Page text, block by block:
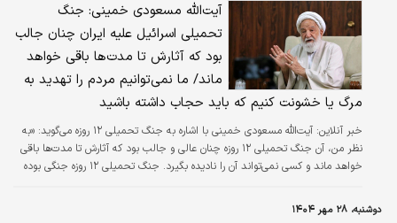
آیت‌الله مسعودی خمینی: جنگ
تحمیلی اسرائیل علیه ایران چنان جالب
بود که آثارش تا مدت‌ها باقی خواهد
ماند/ ما نمی‌توانیم مردم را تهدید به
مرگ یا خشونت کنیم که باید حجاب داشته باشید
خبر آنلاین:
آیت‌الله مسعودی خمینی با اشاره به جنگ تحمیلی ۱۲ روزه می‌گوید: «به
نظر من، آن جنگ تحمیلی ۱۲ روزه چنان عالی و جالب بود که آثارش تا مدت‌ها باقی
خواهد ماند و کسی نمی‌تواند آن را نادیده بگیرد. جنگ تحمیلی ۱۲ روزه جنگی بوده
دوشنبه، ۲۸ مهر ۱۴۰۴